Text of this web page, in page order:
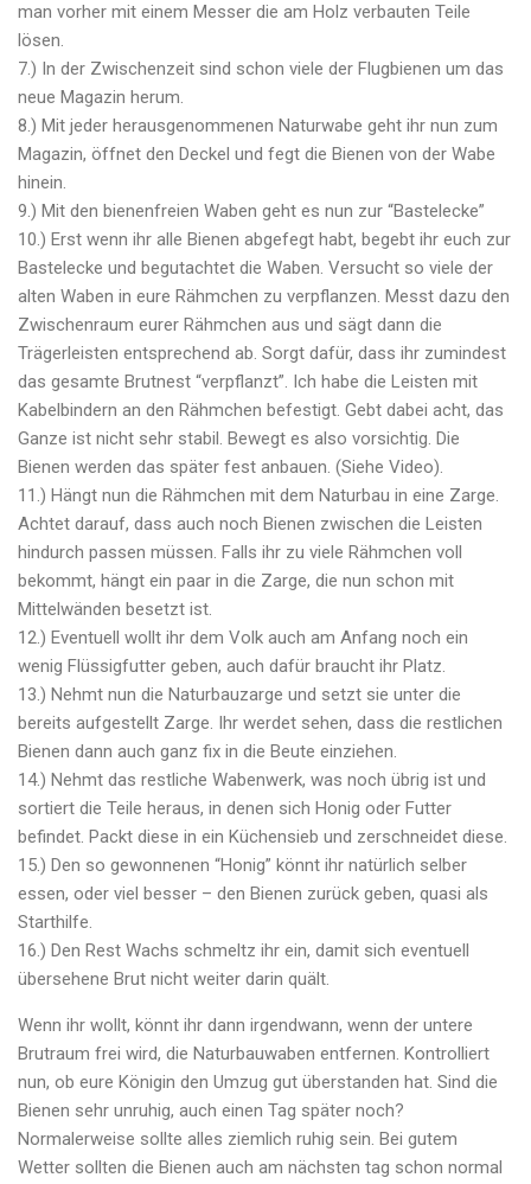
man vorher mit einem Messer die am Holz verbauten Teile
lösen.
7.) In der Zwischenzeit sind schon viele der Flugbienen um das
neue Magazin herum.
8.) Mit jeder herausgenommenen Naturwabe geht ihr nun zum
Magazin, öffnet den Deckel und fegt die Bienen von der Wabe
hinein.
9.) Mit den bienenfreien Waben geht es nun zur “Bastelecke”
10.) Erst wenn ihr alle Bienen abgefegt habt, begebt ihr euch zur
Bastelecke und begutachtet die Waben. Versucht so viele der
alten Waben in eure Rähmchen zu verpflanzen. Messt dazu den
Zwischenraum eurer Rähmchen aus und sägt dann die
Trägerleisten entsprechend ab. Sorgt dafür, dass ihr zumindest
das gesamte Brutnest “verpflanzt”. Ich habe die Leisten mit
Kabelbindern an den Rähmchen befestigt. Gebt dabei acht, das
Ganze ist nicht sehr stabil. Bewegt es also vorsichtig. Die
Bienen werden das später fest anbauen. (Siehe Video).
11.) Hängt nun die Rähmchen mit dem Naturbau in eine Zarge.
Achtet darauf, dass auch noch Bienen zwischen die Leisten
hindurch passen müssen. Falls ihr zu viele Rähmchen voll
bekommt, hängt ein paar in die Zarge, die nun schon mit
Mittelwänden besetzt ist.
12.) Eventuell wollt ihr dem Volk auch am Anfang noch ein
wenig Flüssigfutter geben, auch dafür braucht ihr Platz.
13.) Nehmt nun die Naturbauzarge und setzt sie unter die
bereits aufgestellt Zarge. Ihr werdet sehen, dass die restlichen
Bienen dann auch ganz fix in die Beute einziehen.
14.) Nehmt das restliche Wabenwerk, was noch übrig ist und
sortiert die Teile heraus, in denen sich Honig oder Futter
befindet. Packt diese in ein Küchensieb und zerschneidet diese.
15.) Den so gewonnenen “Honig” könnt ihr natürlich selber
essen, oder viel besser – den Bienen zurück geben, quasi als
Starthilfe.
16.) Den Rest Wachs schmeltz ihr ein, damit sich eventuell
übersehene Brut nicht weiter darin quält.
Wenn ihr wollt, könnt ihr dann irgendwann, wenn der untere
Brutraum frei wird, die Naturbauwaben entfernen. Kontrolliert
nun, ob eure Königin den Umzug gut überstanden hat. Sind die
Bienen sehr unruhig, auch einen Tag später noch?
Normalerweise sollte alles ziemlich ruhig sein. Bei gutem
Wetter sollten die Bienen auch am nächsten tag schon normal